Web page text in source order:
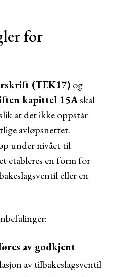
for
(TEK17) og
kapittel 15Askal
at det ikke oppstår
avløpsnettet.
under nivået til
etableres en form for
eller en
av godkjent
av tilbakeslagsventil